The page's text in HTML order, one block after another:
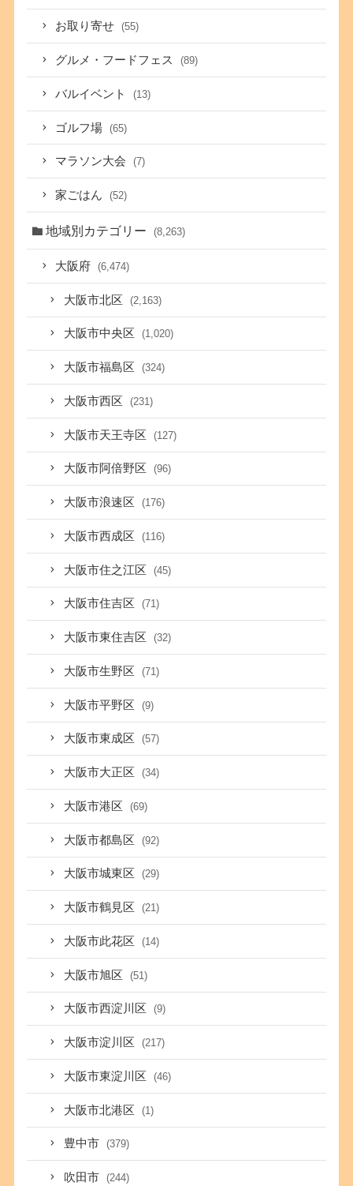
お取り寄せ (55)
グルメ・フードフェス (89)
バルイベント (13)
ゴルフ場 (65)
マラソン大会 (7)
家ごはん (52)
地域別カテゴリー (8,263)
大阪府 (6,474)
大阪市北区 (2,163)
大阪市中央区 (1,020)
大阪市福島区 (324)
大阪市西区 (231)
大阪市天王寺区 (127)
大阪市阿倍野区 (96)
大阪市浪速区 (176)
大阪市西成区 (116)
大阪市住之江区 (45)
大阪市住吉区 (71)
大阪市東住吉区 (32)
大阪市生野区 (71)
大阪市平野区 (9)
大阪市東成区 (57)
大阪市大正区 (34)
大阪市港区 (69)
大阪市都島区 (92)
大阪市城東区 (29)
大阪市鶴見区 (21)
大阪市此花区 (14)
大阪市旭区 (51)
大阪市西淀川区 (9)
大阪市淀川区 (217)
大阪市東淀川区 (46)
大阪市北港区 (1)
豊中市 (379)
吹田市 (244)